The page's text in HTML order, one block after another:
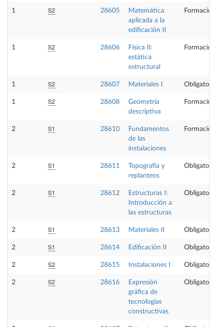
1 S2 28605
Matemática
aplicada a la
edificación II
Formación
1 S2 28606
Física II:
estática
estructural
Formación
1 S2 28607 Materiales I Obligatoria
1 S2 28608
Geometría
descriptiva
Formación
2 S1 28610
Fundamentos
de las
instalaciones
Formación
2 S1 28611
Topografía y
replanteos
Obligatoria
2 S1 28612
Estructuras I:
Introducción a
las estructuras
Obligatoria
2 S1 28613 Materiales II Obligatoria
2 S1 28614 Edificación II Obligatoria
2 S2 28615 Instalaciones I Obligatoria
2 S2 28616
Expresión
gráfica de
tecnologías
constructivas
Obligatoria